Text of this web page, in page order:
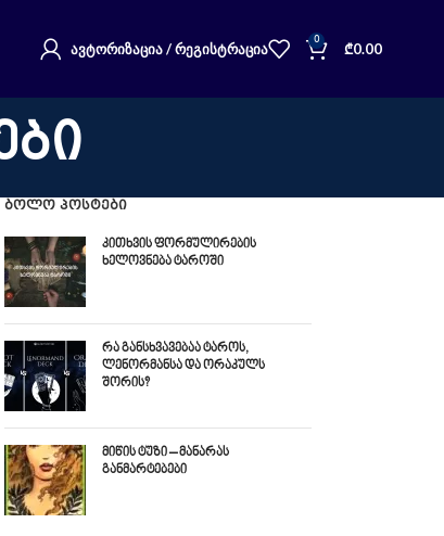
ᲐᲕᲢᲝᲠᲘᲖᲐᲪᲘᲐ / ᲠᲔᲒᲘᲡᲢᲠᲐᲪᲘᲐ 0 ₾0.00
ᲑᲝᲚᲝ ᲞᲝᲡᲢᲔᲑᲘ
კითხვის ფორმულირების
ხელოვნება ტაროში
რა განსხვავებაა ტაროს,
ლენორმანსა და ორაკულს
შორის?
მიწის ტუზი – მანარას
განმარტებები